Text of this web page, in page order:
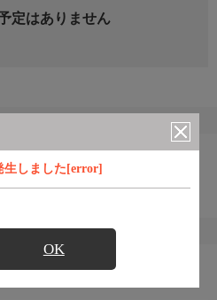
生しました[error]
OK
定はありません
組